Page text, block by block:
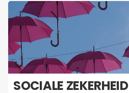
SO­CI­A­LE ZE­KER­HEID